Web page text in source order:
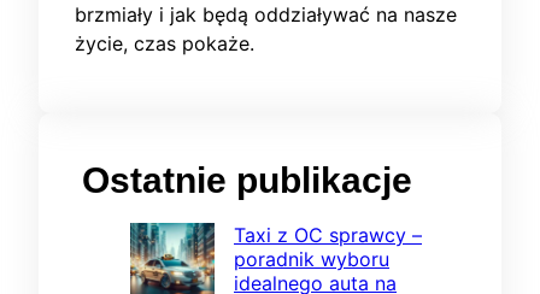
brzmiały i jak będą oddziaływać na nasze
życie, czas pokaże.
Ostatnie publikacje
Taxi z OC sprawcy –
poradnik wyboru
idealnego auta na